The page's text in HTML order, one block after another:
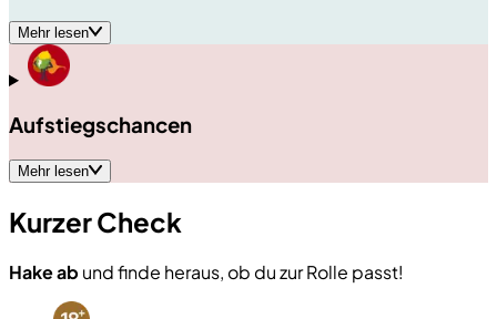
Mehr lesen
Aufstiegschancen
Mehr lesen
Kurzer Check
Hake ab und finde heraus, ob du zur Rolle passt!